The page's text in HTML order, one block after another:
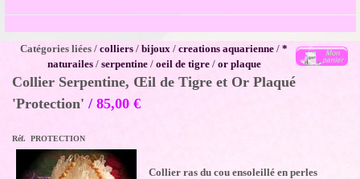
Catégories liées / colliers / bijoux / creations aquarienne / *
naturailes/ serpentine/ oeil de tigre/ or plaque
Collier Serpentine, Œil de Tigre et Or Plaqué
'Protection' / 85,00 €
Réf. PROTECTION
Collier ras du cou ensoleillé en perles